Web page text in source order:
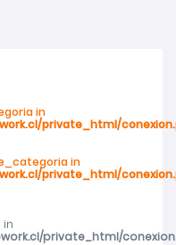
mayores en toda la región
mayores en toda la región
atención del SernamEG
in
private_html/
in
private_html/
in
private_html/